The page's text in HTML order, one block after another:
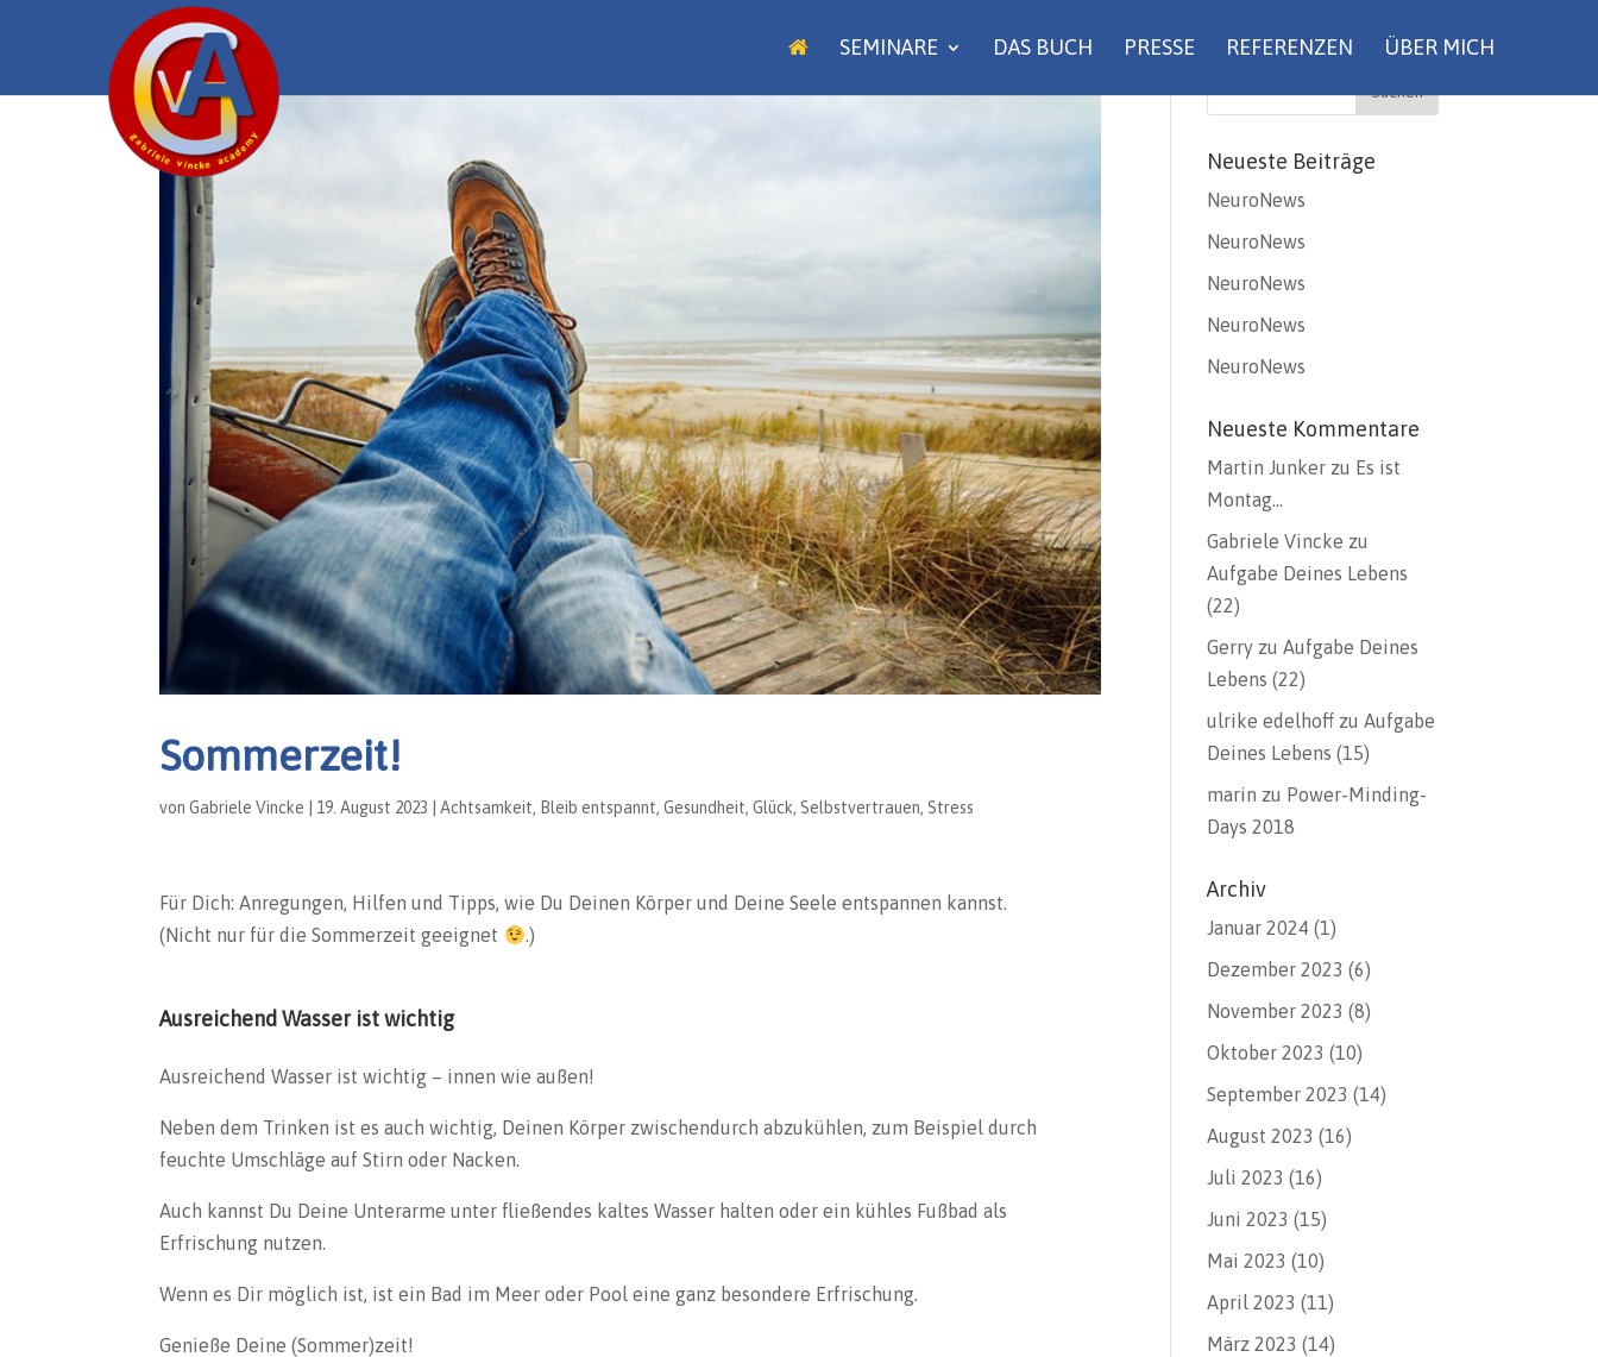
SEMINARE DAS BUCH PRESSE REFERENZEN ÜBER MICH
Sommerzeit!
vonGabriele Vincke 19. August 2023 |Achtsamkeit, Bleib entspannt,Gesundheit,Glück, Selbstvertrauen, Stress
Für Dich: Anregungen, Hilfen und Tipps, wie Du Deinen Körper und Deine Seele entspannen kannst.
(Nicht nur für die Sommerzeit geeignet
.)
Ausreichend Wasser ist wichtig
Ausreichend Wasser ist wichtig – innen wie außen!
Neben dem Trinken ist es auch wichtig, Deinen Körper zwischendurch abzukühlen, zum Beispiel durch
feuchte Umschläge auf Stirn oder Nacken.
Auch kannst Du Deine Unterarme unter fließendes kaltes Wasser halten oder ein kühles Fußbad als
Erfrischung nutzen.
Wenn es Dir möglich ist, ist ein Bad im Meer oder Pool eine ganz besondere Erfrischung.
Genieße Deine (Sommer)zeit!
Neueste Beiträge
NeuroNews
NeuroNews
NeuroNews
NeuroNews
NeuroNews
Neueste Kommentare
Martin Junker zu Es ist
Montag…
Gabriele Vincke zu
Aufgabe Deines Lebens
(22)
Gerry zuAufgabe Deines
Lebens (22)
ulrike edelhoff zuAufgabe
Deines Lebens (15)
marin zu Power-Minding-
Days 2018
Archiv
Januar 2024 (1)
Dezember 2023 (6)
November 2023 (8)
Oktober 2023 (10)
September 2023 (14)
August 2023 (16)
Juli 2023 (16)
Juni 2023 (15)
Mai 2023 (10)
April 2023 (11)
März 2023 (14)